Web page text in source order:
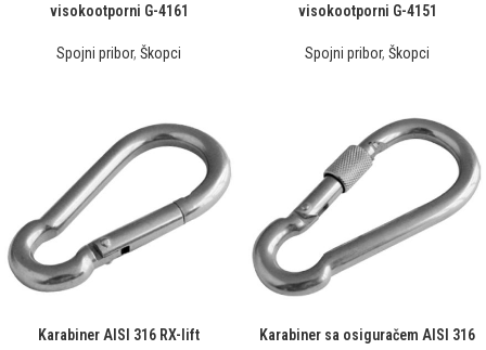
visokootporni G-4161
Spojni pribor, Škopci
visokootporni G-4151
Spojni pribor, Škopci
Karabiner AISI 316 RX-lift Karabiner sa osiguračem AISI 316